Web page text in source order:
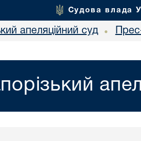
Судова влада
апеляційний суд •